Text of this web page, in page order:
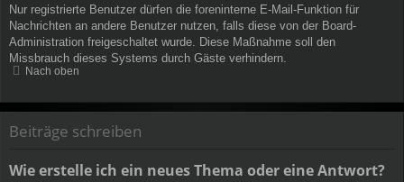
Nur registrierte Benutzer dürfen die foreninterne E-Mail-Funktion für
Nachrichten an andere Benutzer nutzen, falls diese von der Board-
Administration freigeschaltet wurde. Diese Maßnahme soll den
Missbrauch dieses Systems durch Gäste verhindern.
Nach oben
Beiträge schreiben
Wie erstelle ich ein neues Thema oder eine Antwort?